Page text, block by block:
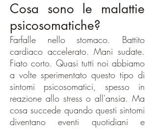
Cosa sono le malattie
psicosomatiche?
Farfalle nello stomaco. Battito
cardiaco accelerato. Mani sudate.
Fiato corto. Quasi tutti noi abbiamo
a volte sperimentato questo tipo di
sintomi psicosomatici, spesso in
reazione allo stress o all'ansia. Ma
cosa succede quando questi sintomi
diventano eventi quotidiani e